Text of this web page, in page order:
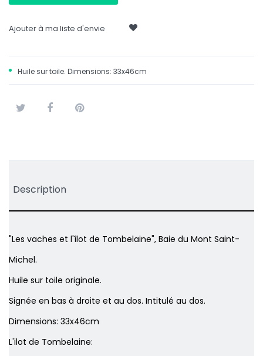
Ajouter à ma liste d'envie
Huile sur toile. Dimensions: 33x46cm
Description
"Les vaches et l'îlot de Tombelaine", Baie du Mont Saint-
Michel.
Huile sur toile originale.
Signée en bas à droite et au dos. Intitulé au dos.
Dimensions: 33x46cm
L'ilot de Tombelaine: